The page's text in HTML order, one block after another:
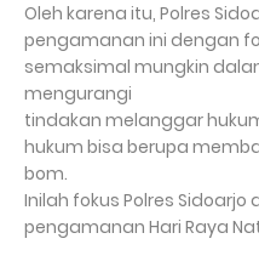
Oleh karena itu, Polres
pengamanan ini dengan
semaksimal mungkin
mengurangi
tindakan melanggar
hukum bisa berupa
bom.
Inilah fokus Polres Sidoarjo
pengamanan Hari Raya